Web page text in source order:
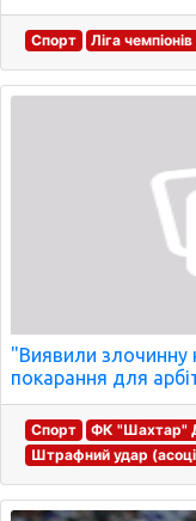
Спорт Ліга
"Виявили злочинну
покарання для
Спорт
ФК "Шахтар"
Штрафний удар